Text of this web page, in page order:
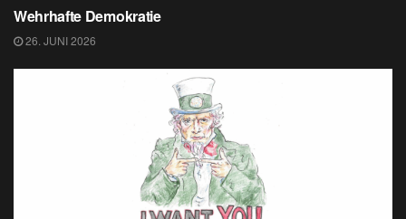
Wehrhafte Demokratie
26. JUNI 2026